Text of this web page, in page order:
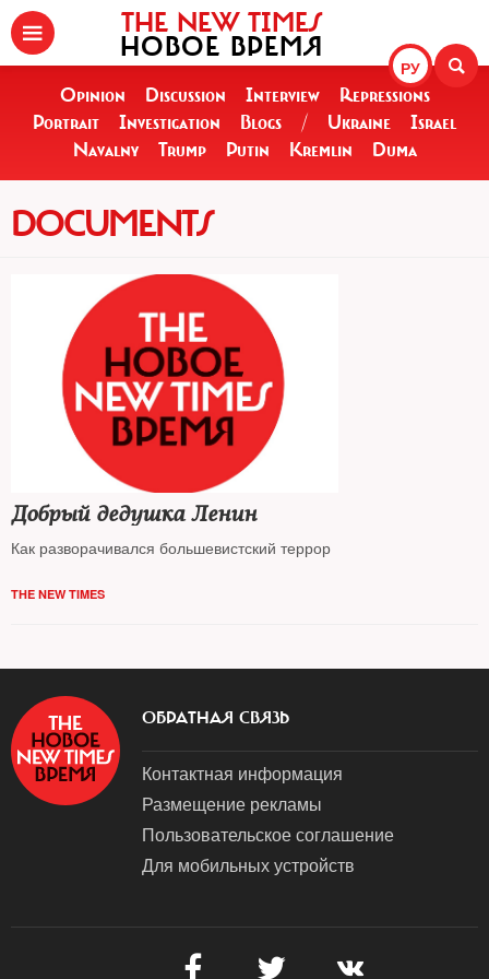
РУ
THE NEW TIMES
НОВОЕ ВРЕМЯ
Opinion Discussion Interview
Repressions
Portrait
Investigation Blogs / Ukraine
Israel
Navalny
Trump Putin Kremlin Duma
DOCUMENTS
Добрый дедушка Ленин
Как разворачивался большевистский террор
THE NEW TIMES
ОБРАТНАЯ СВЯЗЬ
Контактная информация
Размещение рекламы
Пользовательское соглашение
Для мобильных устройств